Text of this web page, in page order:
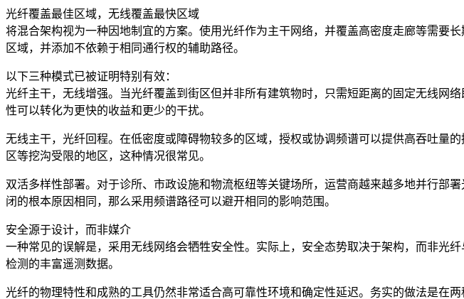
光纤覆盖最佳区域，无线覆盖最快区域
将混合架构视为一种因地制宜的方案。使用光纤作为主干网络，并覆盖高密度走廊等需要
区域，并添加不依赖于相同通行权的辅助路径。
以下三种模式已被证明特别有效：
光纤主干，无线增强。当光纤覆盖到街区但并非所有建筑物时，只需短距离的固定无线网
性可以转化为更快的收益和更少的干扰。
无线主干，光纤回程。在低密度或障碍物较多的区域，授权或协调频谱可以提供高吞吐量
区等挖沟受限的地区，这种情况很常见。
双活多样性部署。对于诊所、市政设施和物流枢纽等关键场所，运营商越来越多地并行部
闭的根本原因相同，那么采用频谱路径可以避开相同的影响范围。
安全源于设计，而非媒介
一种常见的误解是，采用无线网络会牺牲安全性。实际上，安全态势取决于架构，而非光
检测的丰富遥测数据。
光纤的物理特性和成熟的工具仍然非常适合高可靠性环境和确定性延迟。务实的做法是在